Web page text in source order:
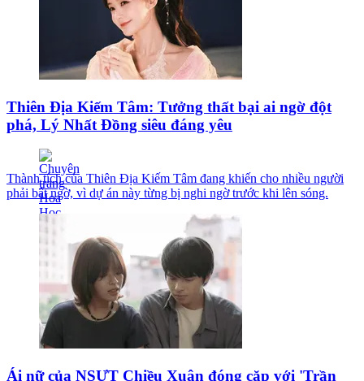
Thiên Địa Kiếm Tâm: Tưởng thất bại ai ngờ đột
phá, Lý Nhất Đồng siêu đáng yêu
Thành tích của Thiên Địa Kiếm Tâm đang khiến cho nhiều người
phải bất ngờ, vì dự án này từng bị nghi ngờ trước khi lên sóng.
Ái nữ của NSƯT Chiều Xuân đóng cặp với 'Trần